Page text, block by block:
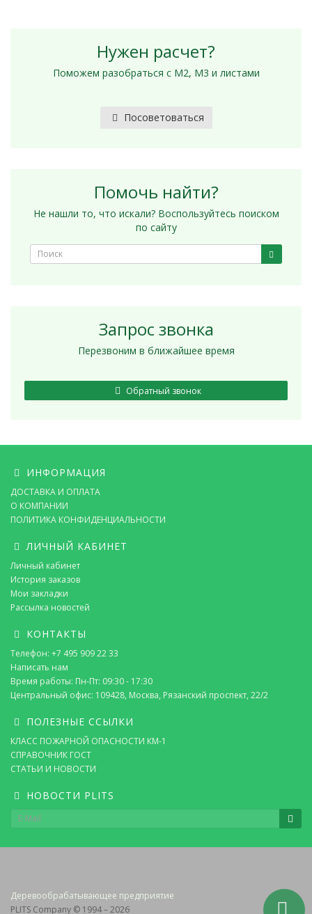
Нужен расчет?
Поможем разобраться с М2, М3 и листами
Посоветоваться
Помочь найти?
Не нашли то, что искали? Воспользуйтесь поиском
по сайту
Запрос звонка
Перезвоним в ближайшее время
Обратный звонок
ИНФОРМАЦИЯ
ДОСТАВКА И ОПЛАТА
О КОМПАНИИ
ПОЛИТИКА КОНФИДЕНЦИАЛЬНОСТИ
ЛИЧНЫЙ КАБИНЕТ
Личный кабинет
История заказов
Мои закладки
Рассылка новостей
КОНТАКТЫ
Телефон: +7 495 909 22 33
Написать нам
Время работы: Пн-Пт: 09:30 - 17:30
Центральный офис: 109428, Москва, Рязанский проспект, 22/2
ПОЛЕЗНЫЕ ССЫЛКИ
КЛАСС ПОЖАРНОЙ ОПАСНОСТИ КМ-1
СПРАВОЧНИК ГОСТ
СТАТЬИ И НОВОСТИ
НОВОСТИ PLITS
Деревообрабатывающее предприятие
PLITS Company © 1994 – 2026